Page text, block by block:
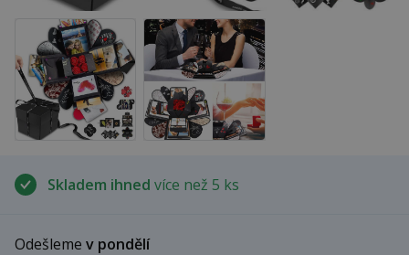
Skladem ihned více než 5 ks
Odešleme v pondělí